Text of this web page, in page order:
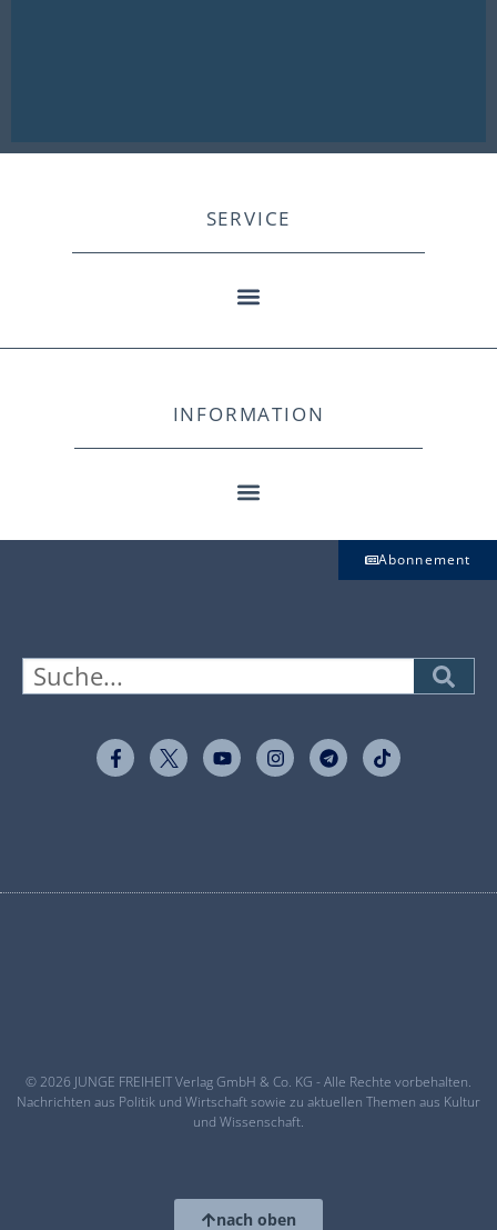
SERVICE
INFORMATION
Abonnement
© 2026 JUNGE FREIHEIT Verlag GmbH & Co. KG - Alle Rechte vorbehalten.
Nachrichten aus Politik und Wirtschaft sowie zu aktuellen Themen aus Kultur
und Wissenschaft.
nach oben